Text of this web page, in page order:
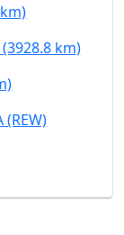
km)
(REW)